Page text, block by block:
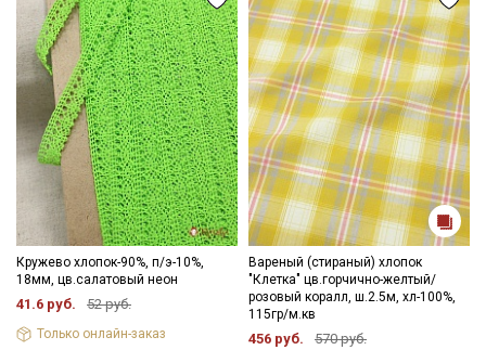
Кружево хлопок-90%, п/э-10%,
18мм, цв.салатовый неон
41.6 руб. 52 руб.
Только онлайн-заказ
Вареный (стираный) хлопок
"Клетка" цв.горчично-желтый/
розовый коралл, ш.2.5м, хл-100%,
115гр/м.кв
456 руб. 570 руб.